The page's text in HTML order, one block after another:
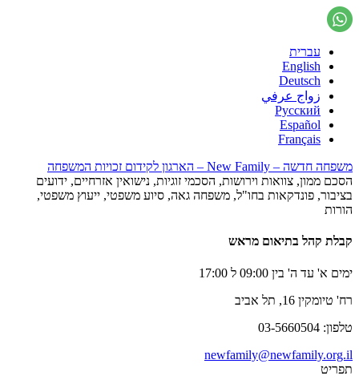
עברית
English
Deutsch
زواج عرفي
Русский
Español
Français
משפחה חדשה – New Family – הארגון לקידום זכויות המשפחה
הסכם ממון, צוואות וירושות, הסכמי זוגיות, נישואין אזרחיים, ידועים
בציבור, פונדקאות בחו"ל, משפחה גאה, סיוע משפטי, ייעוץ משפטי,
הורות
קבלת קהל בתיאום מראש
ימים א' עד ה' בין 09:00 ל 17:00
רח' טיומקין 16, תל אביב
טלפון: 03-5660504
newfamily@newfamily.org.il
תפריט